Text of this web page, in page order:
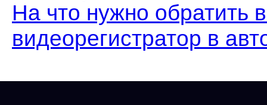
На что нужно обратить
видеорегистратор в